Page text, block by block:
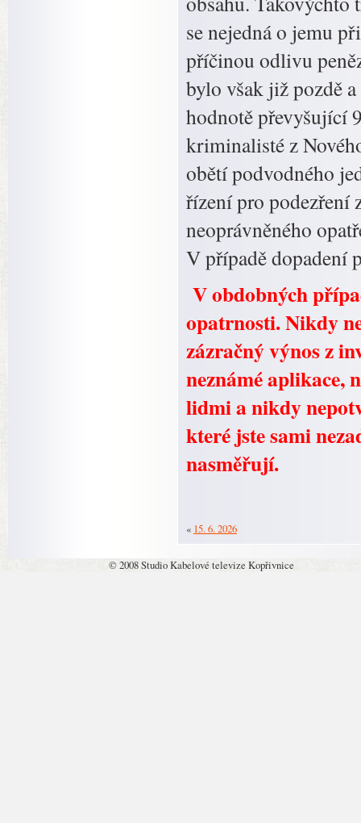
se nejedná o jemu
příčinou odlivu
bylo však již pozdě
hodnotě převyšující
kriminalisté z
obětí podvodného
řízení pro podezření
neoprávněného
V případě dopadení
V obdobných
opatrnosti. Nikdy
zázračný výnos z
neznámé aplikace,
lidmi a nikdy
které jste sami
nasměřují.
« 15. 6. 2026
© 2008 Studio Kabelové televize Kopřivnice